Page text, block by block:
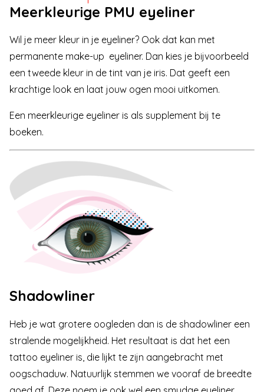
Meerkleurige PMU eyeliner
Wil je meer kleur in je eyeliner? Ook dat kan met
permanente make-up eyeliner. Dan kies je bijvoorbeeld
een tweede kleur in de tint van je iris. Dat geeft een
krachtige look en laat jouw ogen mooi uitkomen.
Een meerkleurige eyeliner is als supplement bij te
boeken.
Shadowliner
Heb je wat grotere oogleden dan is de shadowliner een
stralende mogelijkheid. Het resultaat is dat het een
tattoo eyeliner is, die lijkt te zijn aangebracht met
oogschaduw. Natuurlijk stemmen we vooraf de breedte